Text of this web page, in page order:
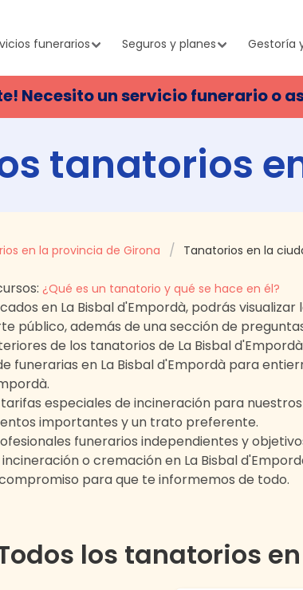
funerarios Seguros y planes Gestoría
Necesito un servicio funerario o
tanatorios
en la provincia de Girona Tanatorios en la
¿Qué es un tanatorio y qué se hace en él?
en La Bisbal d'Empordà, podrás
público, además de una sección de
de los tanatorios de La Bisbal d'Empordà
funerarias en La Bisbal d'Empordà para
.
especiales de incineración para
importantes y un trato preferente.
funerarios independientes y
o cremación en La Bisbal
para que te informemos de todo.
los tanatorios en